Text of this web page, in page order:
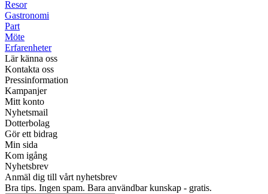
Resor
Gastronomi
Part
Möte
Erfarenheter
Lär känna oss
Kontakta oss
Pressinformation
Kampanjer
Mitt konto
Nyhetsmail
Dotterbolag
Gör ett bidrag
Min sida
Kom igång
Nyhetsbrev
Anmäl dig till vårt nyhetsbrev
Bra tips. Ingen spam. Bara användbar kunskap - gratis.